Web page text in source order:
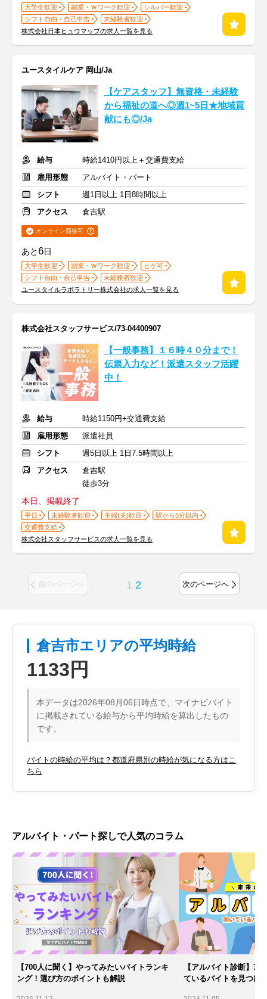
大学生歓迎 副業・Ｗワーク歓迎
シルバー歓迎
シフト自由・自己申告
未経験者歓迎
株式会社日本ヒュウマップの求人一覧を見る
ユースタイルケア 岡山/Ja
【ケアスタッフ】無資格・未経験
から福祉の道へ◎週1~5日★地域貢
献にも◎/Ja
給与
時給1410円以上＋交通費支給
雇用形態
アルバイト・パート
シフト
週1日以上 1日8時間以上
アクセス
倉吉駅
オンライン面接可
あと6日
大学生歓迎 副業・Ｗワーク歓迎
ヒゲ可
シフト自由・自己申告
未経験者歓迎
ユースタイルラボラトリー株式会社の求人一覧を見る
株式会社スタッフサービス/73-04400907
【一般事務】１６時４０分まで！
伝票入力など！派遣スタッフ活躍
中！
給与
時給1150円+交通費支給
雇用形態
派遣社員
シフト
週5日以上 1日7.5時間以上
アクセス
倉吉駅
徒歩3分
本日、掲載終了
平日 未経験者歓迎 主婦(夫)歓迎
駅から5分以内
交通費支給
株式会社スタッフサービスの求人一覧を見る
前のページへ 1 2 次のページへ
倉吉市エリアの平均時給
1133円
本データは2026年08月06日時点で、マイナビバイト
に掲載されている給与から平均時給を算出したもの
です。
バイトの時給の平均は？都道府県別の時給が気になる方はこ
ちら
アルバイト・パート探しで人気のコラム
【700人に聞く】やってみたいバイトランキ
ング！選び方のポイントも解説
【アルバイト診断】
ているバイトを見つけ